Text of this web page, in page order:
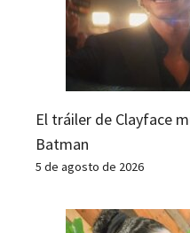
El tráiler de Clayface
Batman
5 de agosto de 2026